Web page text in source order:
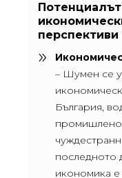
– Шумен се
България,
последното
икономика е